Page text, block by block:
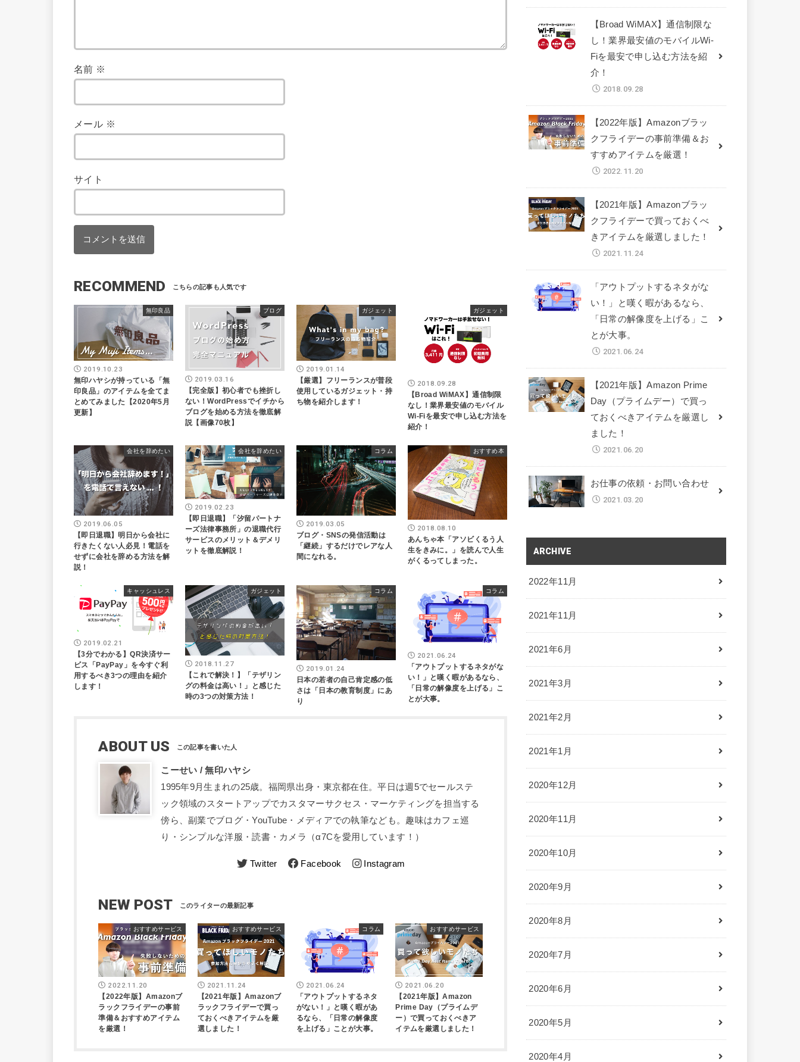
名前 ※
メール ※
サイト
RECOMMEND
無印良品
2019.10.23
無印ハヤシが持っている「無
印良品」のアイテムを全てま
とめてみました【2020年5月
更新】
ブログ
2019.03.16
【完全版】初心者でも挫折し
ない！WordPressでイチから
ブログを始める方法を徹底解
説【画像70枚】
ガジェット
2019.01.14
【厳選】フリーランスが普段
使用しているガジェット・持
ち物を紹介します！
ガジェット
2018.09.28
【Broad WiMAX】通信制限
なし！業界最安値のモバイル
Wi-Fiを最安で申し込む方法を
紹介！
会社を辞めたい
2019.06.05
【即日退職】明日から会社に
行きたくない人必見！電話を
せずに会社を辞める方法を解
説！
会社を辞めたい
2019.02.23
【即日退職】「汐留パートナ
ーズ法律事務所」の退職代行
サービスのメリット＆デメリ
ットを徹底解説！
コラム
2019.03.05
ブログ・SNSの発信活動は
「継続」するだけでレアな人
間になれる。
おすすめ本
2018.08.10
あんちゃ本「アソビくるう人
生をきみに。」を読んで人生
がくるってしまった。
キャッシュレス
2019.02.21
【3分でわかる】QR決済サー
ビス「PayPay」を今すぐ利
用するべき3つの理由を紹介
します！
ガジェット
2018.11.27
【これで解決！】「テザリン
グの料金は高い！」と感じた
時の3つの対策方法！
コラム
2019.01.24
日本の若者の自己肯定感の低
さは「日本の教育制度」にあ
り
コラム
2021.06.24
「アウトプットするネタがな
い！」と嘆く暇があるなら、
「日常の解像度を上げる」こ
とが大事。
ABOUT US
こーせい / 無印ハヤシ
1995年9月生まれの25歳。福岡県出身・東京都在住。平日は週5でセールステ
ック領域のスタートアップでカスタマーサクセス・マーケティングを担当する
傍ら、副業でブログ・YouTube・メディアでの執筆なども。趣味はカフェ巡
り・シンプルな洋服・読書・カメラ（α7Cを愛用しています！）
Twitter Facebook Instagram
NEW POST
おすすめサービス
2022.11.20
【2022年版】Amazonブ
ラックフライデーの事前
準備＆おすすめアイテム
を厳選！
おすすめサービス
2021.11.24
【2021年版】Amazonブ
ラックフライデーで買っ
ておくべきアイテムを厳
選しました！
コラム
2021.06.24
「アウトプットするネタ
がない！」と嘆く暇があ
るなら、「日常の解像度
を上げる」ことが大事。
おすすめサービス
2021.06.20
【2021年版】Amazon
Prime Day（プライムデ
ー）で買っておくべきア
イテムを厳選しました！
【Broad WiMAX】通信制限な
し！業界最安値のモバイルWi-
Fiを最安で申し込む方法を紹
介！
2018.09.28
【2022年版】Amazonブラッ
クフライデーの事前準備＆お
すすめアイテムを厳選！
2022.11.20
【2021年版】Amazonブラッ
クフライデーで買っておくべ
きアイテムを厳選しました！
2021.11.24
「アウトプットするネタがな
い！」と嘆く暇があるなら、
「日常の解像度を上げる」こ
とが大事。
2021.06.24
【2021年版】Amazon Prime
Day（プライムデー）で買っ
ておくべきアイテムを厳選し
ました！
2021.06.20
お仕事の依頼・お問い合わせ
2021.03.20
ARCHIVE
2022年11月
2021年11月
2021年6月
2021年3月
2021年2月
2021年1月
2020年12月
2020年11月
2020年10月
2020年9月
2020年8月
2020年7月
2020年6月
2020年5月
2020年4月